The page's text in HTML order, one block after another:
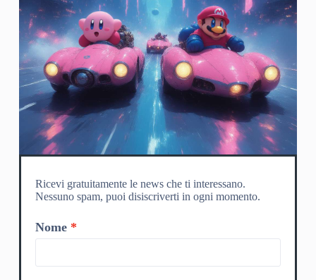
Ricevi gratuitamente le news che ti interessano.
Nessuno spam, puoi disiscriverti in ogni momento.
Nome